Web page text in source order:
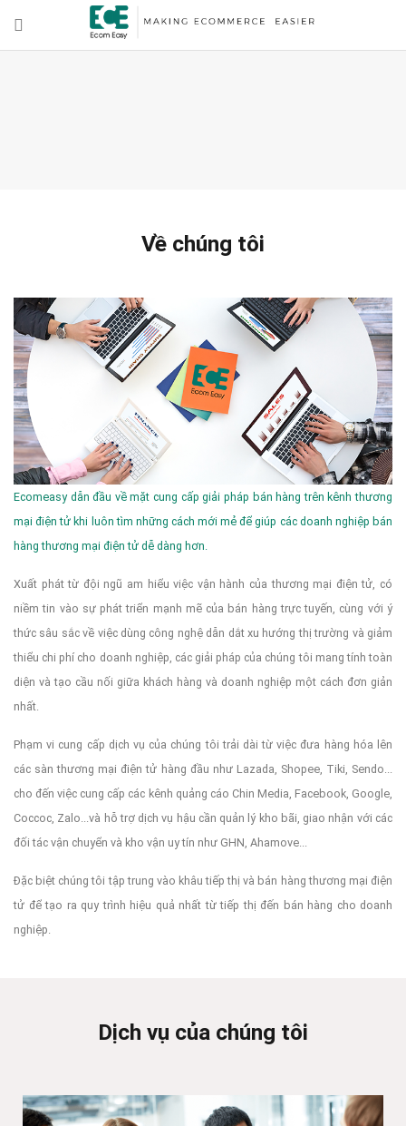
Về chúng tôi
Ecomeasy dẫn đầu về mặt cung cấp giải pháp bán hàng trên kênh thương
mại điện tử khi luôn tìm những cách mới mẻ để giúp các doanh nghiệp bán
hàng thương mại điện tử dễ dàng hơn.
Xuất phát từ đội ngũ am hiểu việc vận hành của thương mại điện tử, có
niềm tin vào sự phát triển mạnh mẽ của bán hàng trực tuyến, cùng với ý
thức sâu sắc về việc dùng công nghệ dẫn dắt xu hướng thị trường và giảm
thiểu chi phí cho doanh nghiệp, các giải pháp của chúng tôi mang tính toàn
diện và tạo cầu nối giữa khách hàng và doanh nghiệp một cách đơn giản
nhất.
Phạm vi cung cấp dịch vụ của chúng tôi trải dài từ việc đưa hàng hóa lên
các sàn thương mại điện tử hàng đầu như Lazada, Shopee, Tiki, Sendo...
cho đến việc cung cấp các kênh quảng cáo Chin Media, Facebook, Google,
Coccoc, Zalo...và hỗ trợ dịch vụ hậu cần quản lý kho bãi, giao nhận với các
đối tác vận chuyển và kho vận uy tín như GHN, Ahamove...
Đặc biệt chúng tôi tập trung vào khâu tiếp thị và bán hàng thương mại điện
tử để tạo ra quy trình hiệu quả nhất từ tiếp thị đến bán hàng cho doanh
nghiệp.
Dịch vụ của chúng tôi